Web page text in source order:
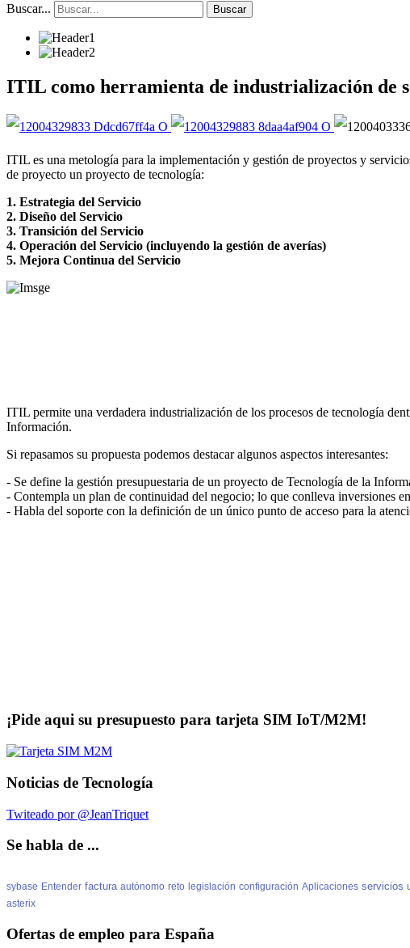
Buscar... Buscar
ITIL como herramienta de industrialización de
ITIL es una metología para la implementación y gestión de proyectos y
de proyecto un proyecto de tecnología:
1. Estrategia del Servicio
2. Diseño del Servicio
3. Transición del Servicio
4. Operación del Servicio (incluyendo la gestión de averías)
5. Mejora Continua del Servicio
ITIL permite una verdadera industrialización de los procesos de tecnología
Información.
Si repasamos su propuesta podemos destacar algunos aspectos interesantes:
- Se define la gestión presupuestaria de un proyecto de Tecnología de la
- Contempla un plan de continuidad del negocio; lo que conlleva inversiones
- Habla del soporte con la definición de un único punto de acceso para la
¡Pide aqui su presupuesto para tarjeta SIM IoT/M2M!
Noticias de Tecnología
Twiteado por @JeanTriquet
Se habla de ...
sybase Entender factura autónomo reto legislación configuración Aplicaciones servicios
asterix
Ofertas de empleo para España